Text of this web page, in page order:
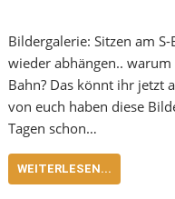
Bildergalerie: Sitzen am
wieder abhängen..
Bahn? Das könnt ihr jetzt
von euch haben diese
Tagen schon…
WEITERLESEN...